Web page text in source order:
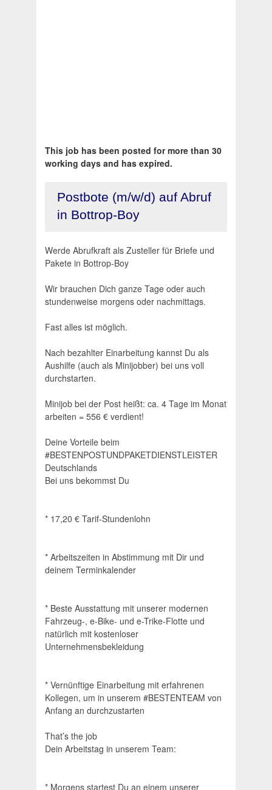
This job has been posted for more than 30
working days and has expired.
Postbote (m/w/d) auf Abruf
in Bottrop-Boy
Werde Abrufkraft als Zusteller für Briefe und
Pakete in Bottrop-Boy
Wir brauchen Dich ganze Tage oder auch
stundenweise morgens oder nachmittags.
Fast alles ist möglich.
Nach bezahlter Einarbeitung kannst Du als
Aushilfe (auch als Minijobber) bei uns voll
durchstarten.
Minijob bei der Post heißt: ca. 4 Tage im Monat
arbeiten = 556 € verdient!
Deine Vorteile beim
#BESTENPOSTUNDPAKETDIENSTLEISTER
Deutschlands
Bei uns bekommst Du
* 17,20 € Tarif-Stundenlohn
* Arbeitszeiten in Abstimmung mit Dir und
deinem Terminkalender
* Beste Ausstattung mit unserer modernen
Fahrzeug-, e-Bike- und e-Trike-Flotte und
natürlich mit kostenloser
Unternehmensbekleidung
* Vernünftige Einarbeitung mit erfahrenen
Kollegen, um in unserem #BESTENTEAM von
Anfang an durchzustarten
That’s the job
Dein Arbeitstag in unserem Team:
* Morgens startest Du an einem unserer